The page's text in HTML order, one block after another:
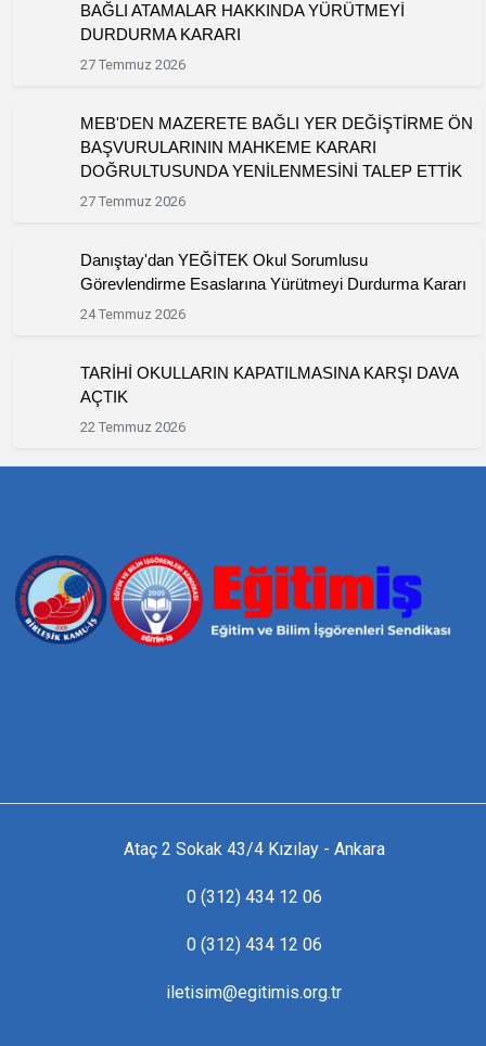
BAĞLI ATAMALAR HAKKINDA YÜRÜTMEYİ
DURDURMA KARARI
27 Temmuz 2026
MEB'DEN MAZERETE BAĞLI YER DEĞİŞTİRME ÖN
BAŞVURULARININ MAHKEME KARARI
DOĞRULTUSUNDA YENİLENMESİNİ TALEP ETTİK
27 Temmuz 2026
Danıştay'dan YEĞİTEK Okul Sorumlusu
Görevlendirme Esaslarına Yürütmeyi Durdurma Kararı
24 Temmuz 2026
TARİHİ OKULLARIN KAPATILMASINA KARŞI DAVA
AÇTIK
22 Temmuz 2026
Ataç 2 Sokak 43/4 Kızılay - Ankara
0 (312) 434 12 06
0 (312) 434 12 06
iletisim@egitimis.org.tr